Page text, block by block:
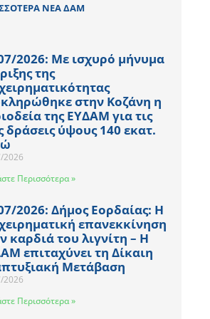
ΝΕΑ ΔΑΜ
2026: Με ισχυρό μήνυμα
της
στην Κοζάνη η
της ΕΥΔΑΜ για τις
δράσεις ύψους 140 εκατ.
2026
Περισσότερα »
2026: Δήμος Εορδαίας: Η
επανεκκίνηση
καρδιά του λιγνίτη – Η
επιταχύνει τη Δίκαιη
Μετάβαση
2026
Περισσότερα »